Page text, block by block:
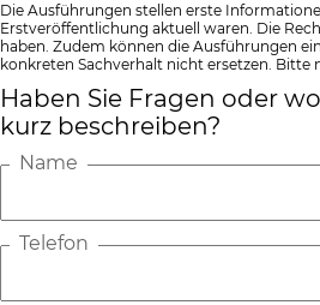
Die Ausführungen stellen erste
Erstveröffentlichung aktuell waren. Die
haben. Zudem können die Ausführungen
konkreten Sachverhalt nicht ersetzen. Bitte
Haben Sie Fragen oder
kurz beschreiben?
Name
Telefon